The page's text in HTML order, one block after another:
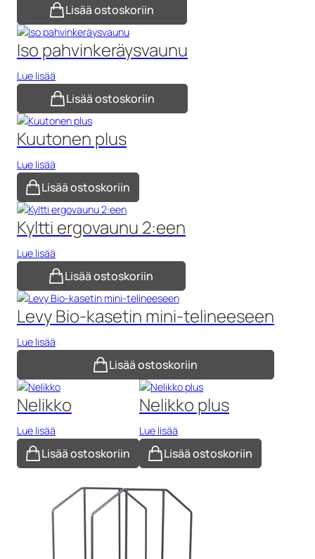
Lisää ostoskoriin
Iso pahvinkeräysvaunu
Lue lisää
Lisää ostoskoriin
Kuutonen plus
Lue lisää
Lisää ostoskoriin
Kyltti ergovaunu 2:een
Lue lisää
Lisää ostoskoriin
Levy Bio-kasetin mini-telineeseen
Lue lisää
Lisää ostoskoriin
Nelikko
Lue lisää
Lisää ostoskoriin
Nelikko plus
Lue lisää
Lisää ostoskoriin